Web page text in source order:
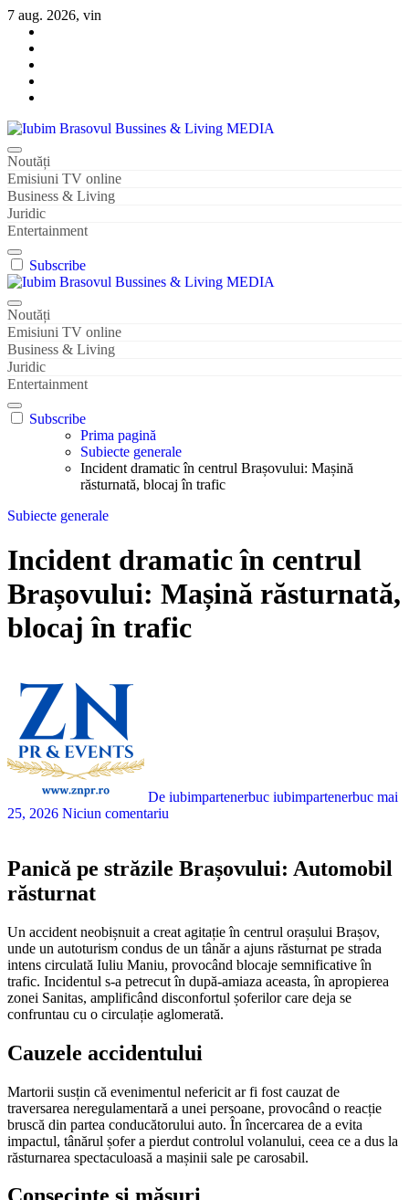
Sari
conținut
7 aug. 2026, vin
Iubim Brasovul Bussines & Living MEDIA
Din pasiune și dragoste pentru Brașoveni
Noutăți
Emisiuni TV online
Business & Living
Juridic
Entertainment
Subscribe
Iubim Brasovul Bussines & Living MEDIA
Din pasiune și dragoste pentru Brașoveni
Noutăți
Emisiuni TV online
Business & Living
Juridic
Entertainment
Subscribe
Prima pagină
Subiecte generale
Incident dramatic în centrul Brașovului: Mașină
răsturnată, blocaj în trafic
Subiecte generale
Incident dramatic în centrul
Brașovului: Mașină răsturnată,
blocaj în trafic
De iubimpartenerbuc iubimpartenerbuc mai
25, 2026 Niciun comentariu
Panică pe străzile Brașovului: Automobil
răsturnat
Un accident neobișnuit a creat agitație în centrul orașului Brașov,
unde un autoturism condus de un tânăr a ajuns răsturnat pe strada
intens circulată Iuliu Maniu, provocând blocaje semnificative în
trafic. Incidentul s-a petrecut în după-amiaza aceasta, în apropierea
zonei Sanitas, amplificând disconfortul șoferilor care deja se
confruntau cu o circulație aglomerată.
Cauzele accidentului
Martorii susțin că evenimentul nefericit ar fi fost cauzat de
traversarea neregulamentară a unei persoane, provocând o reacție
bruscă din partea conducătorului auto. În încercarea de a evita
impactul, tânărul șofer a pierdut controlul volanului, ceea ce a dus la
răsturnarea spectaculoasă a mașinii sale pe carosabil.